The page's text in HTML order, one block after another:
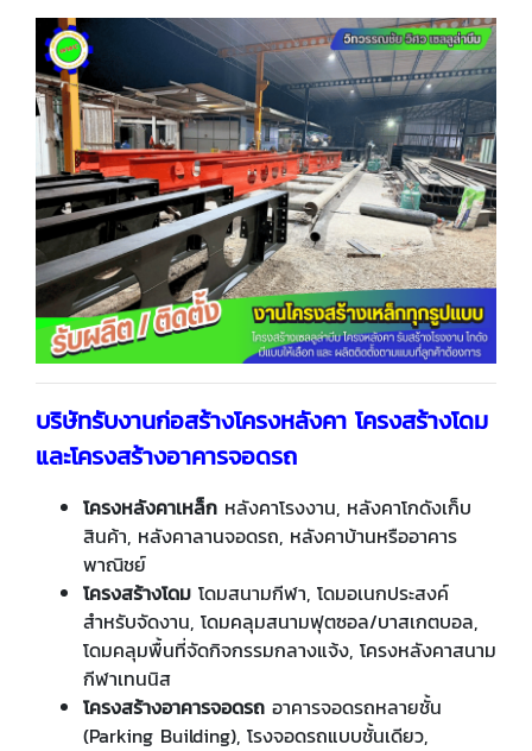
บริษัทรับงานก่อสร้างโครงหลังคา โครงสร้างโดม
และโครงสร้างอาคารจอดรถ
โครงหลังคาเหล็ก หลังคาโรงงาน, หลังคาโกดังเก็บ
สินค้า, หลังคาลานจอดรถ, หลังคาบ้านหรืออาคาร
พาณิชย์
โครงสร้างโดม โดมสนามกีฬา, โดมอเนกประสงค์
สำหรับจัดงาน, โดมคลุมสนามฟุตซอล/บาสเกตบอล,
โดมคลุมพื้นที่จัดกิจกรรมกลางแจ้ง, โครงหลังคาสนาม
กีฬาเทนนิส
โครงสร้างอาคารจอดรถ อาคารจอดรถหลายชั้น
(Parking Building), โรงจอดรถแบบชั้นเดียว,